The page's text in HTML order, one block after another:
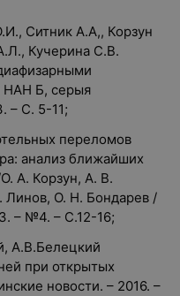
Ситник А.А,, Корзун
Кучерина С.В.
НАН Б, серыя
– С. 5-11;
переломов
анализ ближайших
А. Корзун, А. В.
Линов, О. Н. Бондарев /
– №4. – С.12-16;
А.В.Белецкий
при открытых
новости. – 2016. –